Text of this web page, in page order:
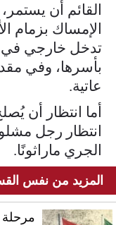
القائم أن
الإمساك بزمام
تدخل خارجي في
بأسرها، وفي
عاتية.
أما انتظار أن
انتظار رجل
الجري ماراثونًا.
المزيد من نفس
مرحلة